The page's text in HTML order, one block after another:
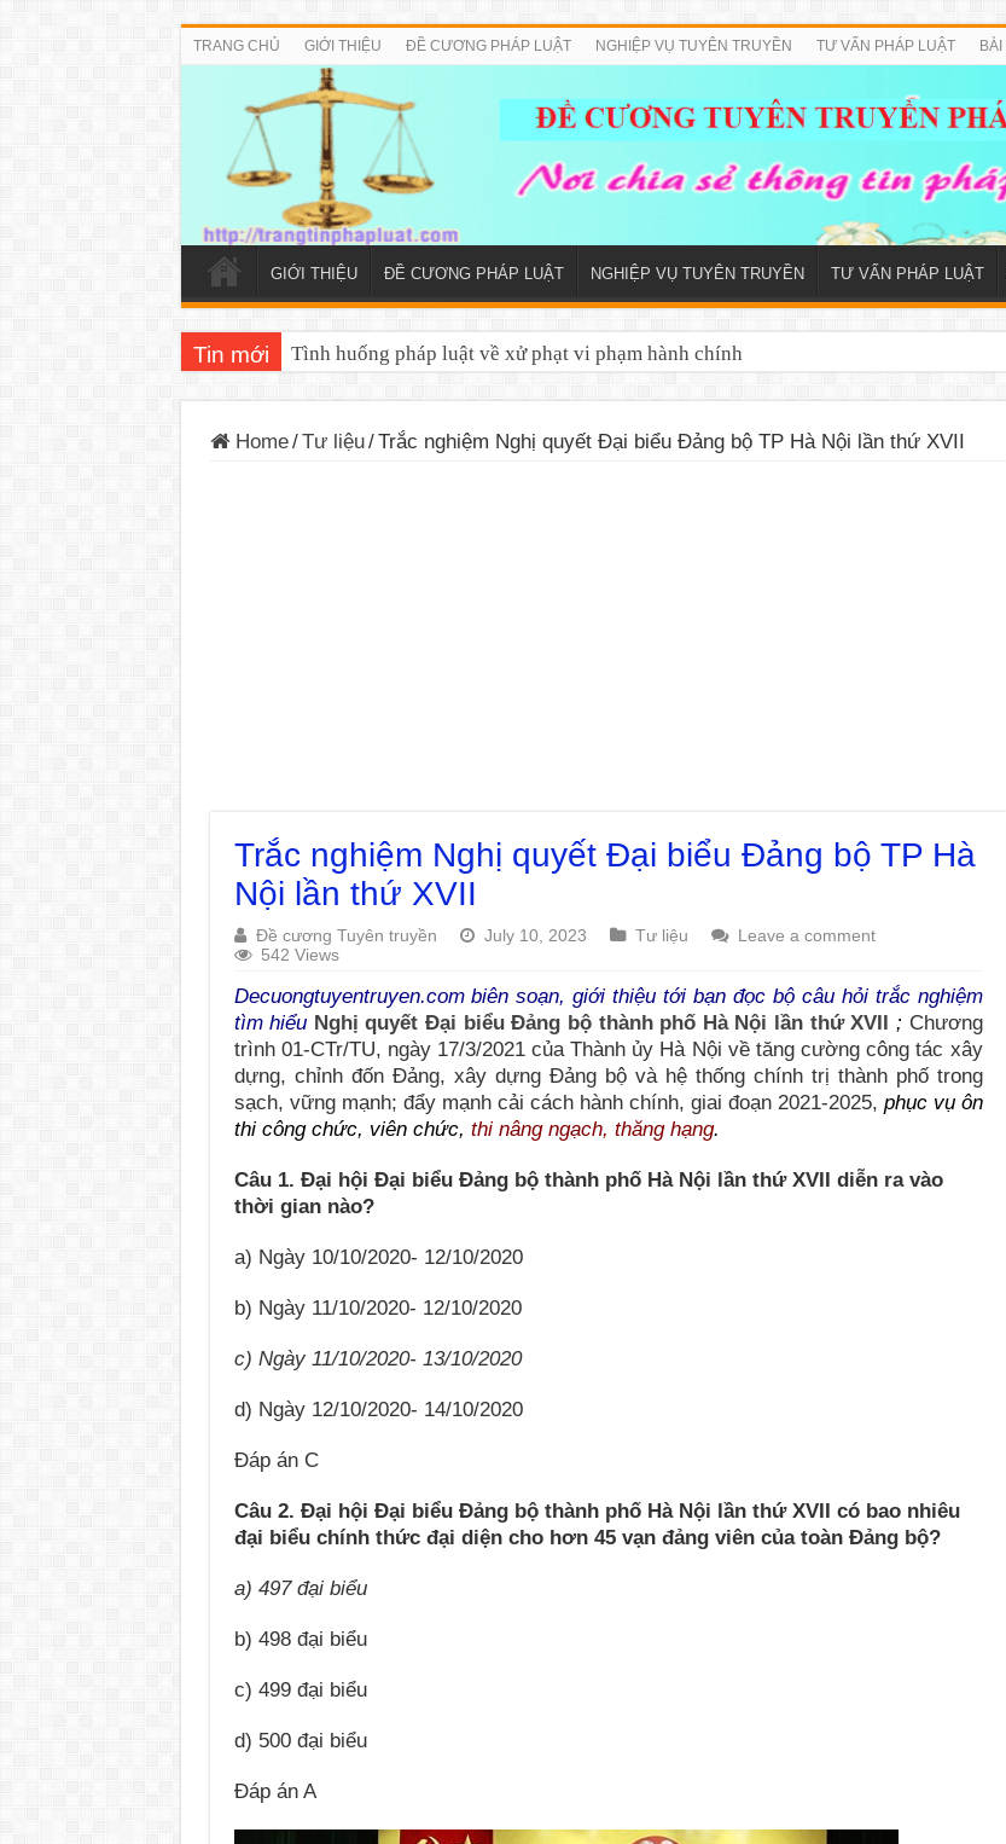
TRANG CHỦ GIỚI THIỆU ĐỀ CƯƠNG PHÁP LUẬT NGHIỆP VỤ TUYÊN TRUYỀN TƯ VẤN PHÁP LUẬT
GIỚI THIỆU ĐỀ CƯƠNG PHÁP LUẬT NGHIỆP VỤ TUYÊN TRUYỀN TƯ VẤN PHÁP LUẬT
Tin mới Tình huống pháp luật về xử phạt vi phạm hành chính
Home/Tư liệu/Trắc nghiệm Nghị quyết Đại biểu Đảng bộ TP Hà Nội lần thứ XVII
Trắc nghiệm Nghị quyết Đại biểu Đảng bộ TP Hà
Nội lần thứ XVII
Đề cương Tuyên truyền July 10, 2023 Tư liệu
Leave a comment
542 Views
Decuongtuyentruyen.com biên soạn, giới thiệu tới bạn đọc bộ câu hỏi trắc nghiệm
tìm hiểu Nghị quyết Đại biểu Đảng bộ thành phố Hà Nội lần thứ XVII ; Chương
trình 01-CTr/TU, ngày 17/3/2021 của Thành ủy Hà Nội về tăng cường công tác xây
dựng, chỉnh đốn Đảng, xây dựng Đảng bộ và hệ thống chính trị thành phố trong
sạch, vững mạnh; đẩy mạnh cải cách hành chính, giai đoạn 2021-2025, phục vụ ôn
thi công chức, viên chức, thi nâng ngạch, thăng hạng.
Câu 1. Đại hội Đại biểu Đảng bộ thành phố Hà Nội lần thứ XVII diễn ra vào
thời gian nào?
a) Ngày 10/10/2020- 12/10/2020
b) Ngày 11/10/2020- 12/10/2020
c) Ngày 11/10/2020- 13/10/2020
d) Ngày 12/10/2020- 14/10/2020
Đáp án C
Câu 2. Đại hội Đại biểu Đảng bộ thành phố Hà Nội lần thứ XVII có bao nhiêu
đại biểu chính thức đại diện cho hơn 45 vạn đảng viên của toàn Đảng bộ?
a) 497 đại biểu
b) 498 đại biểu
c) 499 đại biểu
d) 500 đại biểu
Đáp án A